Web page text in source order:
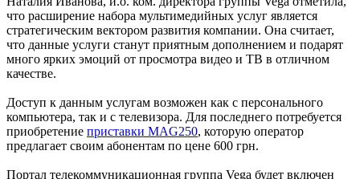
что расширение набора мультимедийных услуг является
стратегическим вектором развития компании. Она считает,
что данные услуги станут приятным дополнением и подарят
много ярких эмоций от просмотра видео и ТВ в отличном
качестве.
Доступ к данным услугам возможен как с персонального
компьютера, так и с телевизора. Для последнего потребуется
приобретение приставки MAG250, которую оператор
предлагает своим абонентам по цене 600 грн.
Портал телекоммуникационная группа Vega будет включен